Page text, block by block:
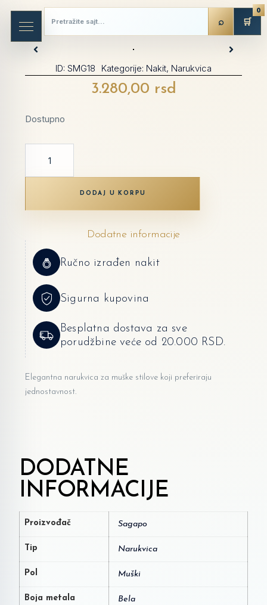
ID: SMG18 Kategorije: Nakit, Narukvica
3.280,00 rsd
Dostupno
DODAJ U KORPU
Dodatne informacije
Ručno izrađen nakit
Sigurna kupovina
Besplatna dostava za sve
porudžbine veće od 20.000 RSD.
Elegantna narukvica za muške stilove koji preferiraju
jednostavnost.
DODATNE
INFORMACIJE
Proizvođač Sagapo
Tip Narukvica
Pol Muški
Boja metala Bela
🛒
0